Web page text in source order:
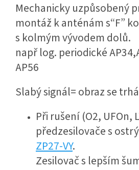
Mechanicky uzpůsobený
montáž k anténám s“F”
s kolmým vývodem dolů.
např log. periodické
AP56
Slabý signál= obraz se
Při rušení (O2, UFOn,
předzesilovače s
ZP27-VY.
Zesilovač s lepším